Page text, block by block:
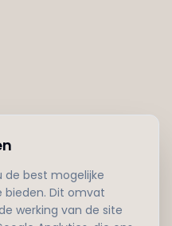
de best mogelijke
bieden. Dit omvat
werking van de site